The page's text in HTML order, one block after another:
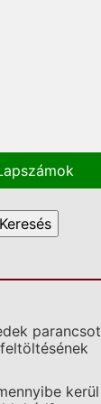
parancsot
kerül